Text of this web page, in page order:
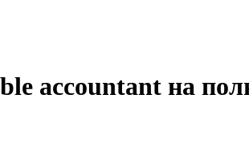
accountant на